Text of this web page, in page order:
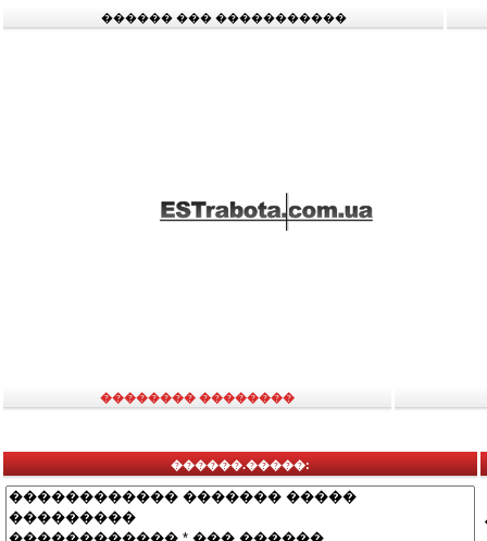
������ ��� �����������
�������� ��������
������.�����: